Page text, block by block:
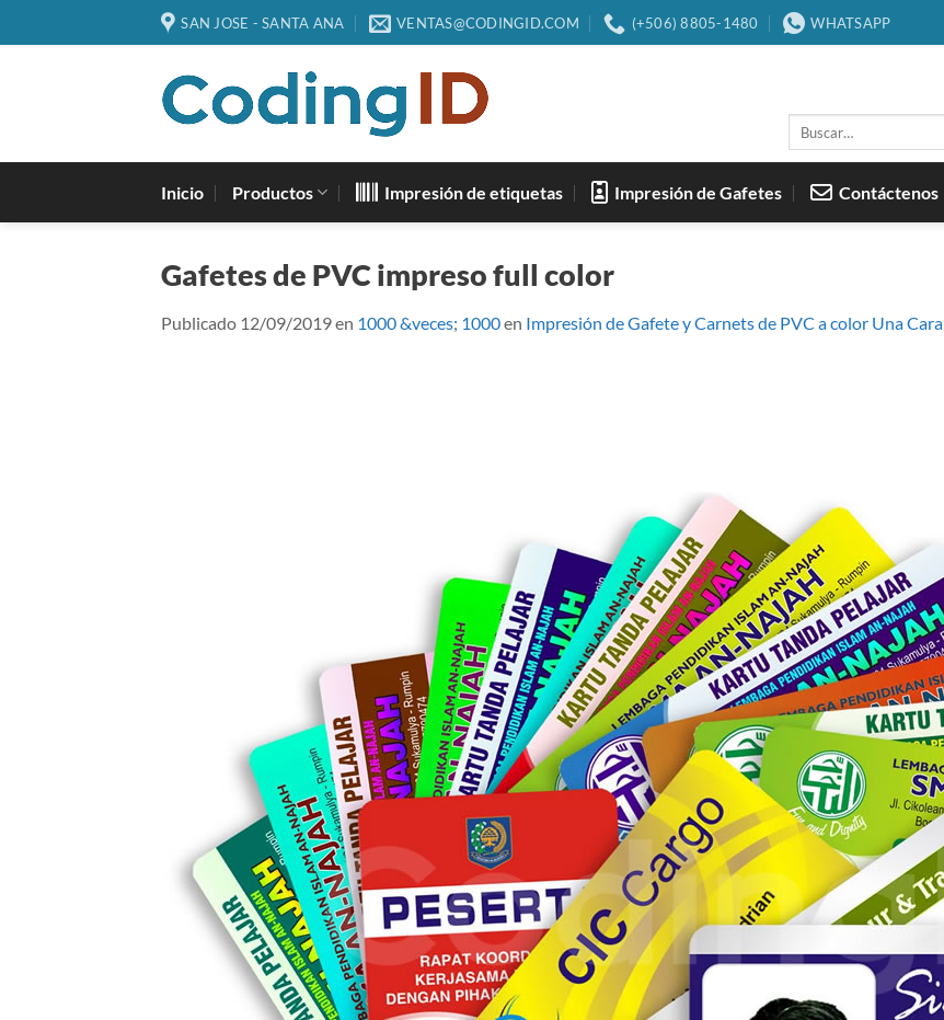
al
SAN JOSE - SANTA ANA VENTAS@CODINGID.COM (+506) 8805-1480 WHATSAPP
Inicio Productos Impresión de etiquetas Impresión de Gafetes Contáctenos
Gafetes de PVC impreso full color
Publicado 12/09/2019en 1000 &veces; 1000en Impresión de Gafete y Carnets de PVC a color Una Cara